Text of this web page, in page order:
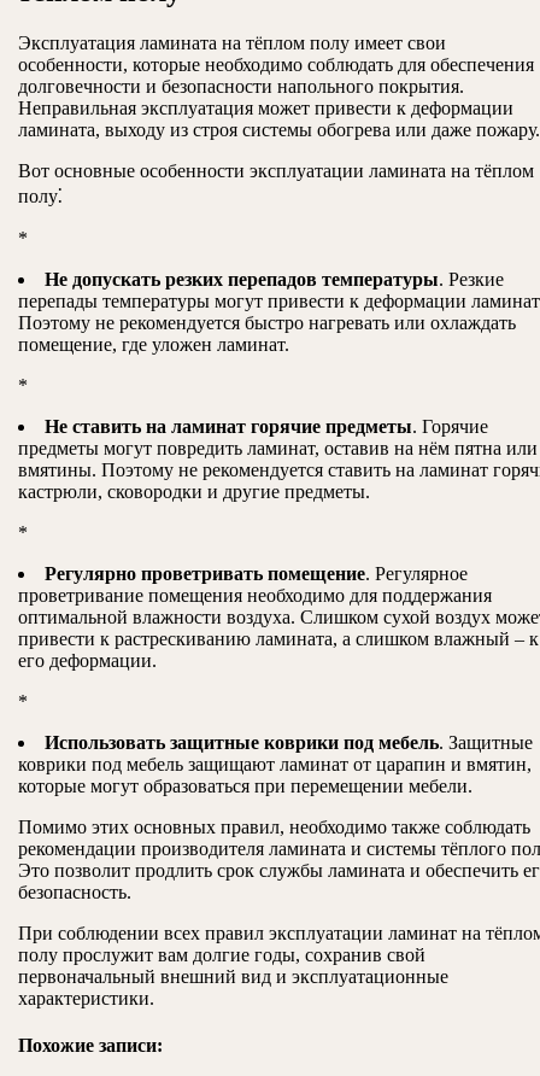
Эксплуатация ламината на тёплом полу имеет свои
особенности, которые необходимо соблюдать для обеспечения
долговечности и безопасности напольного покрытия.
Неправильная эксплуатация может привести к деформации
ламината, выходу из строя системы обогрева или даже пожару.
Вот основные особенности эксплуатации ламината на тёплом
полу⁚
*
Не допускать резких перепадов температуры. Резкие
перепады температуры могут привести к деформации
Поэтому не рекомендуется быстро нагревать или охлаждать
помещение, где уложен ламинат.
*
Не ставить на ламинат горячие предметы. Горячие
предметы могут повредить ламинат, оставив на нём пятна или
вмятины. Поэтому не рекомендуется ставить на ламинат
кастрюли, сковородки и другие предметы.
*
Регулярно проветривать помещение. Регулярное
проветривание помещения необходимо для поддержания
оптимальной влажности воздуха. Слишком сухой воздух
привести к растрескиванию ламината, а слишком влажный – к
его деформации.
*
Использовать защитные коврики под мебель. Защитные
коврики под мебель защищают ламинат от царапин и вмятин,
которые могут образоваться при перемещении мебели.
Помимо этих основных правил, необходимо также соблюдать
рекомендации производителя ламината и системы тёплого
Это позволит продлить срок службы ламината и обеспечить
безопасность.
При соблюдении всех правил эксплуатации ламинат на
полу прослужит вам долгие годы, сохранив свой
первоначальный внешний вид и эксплуатационные
характеристики.
Похожие записи: